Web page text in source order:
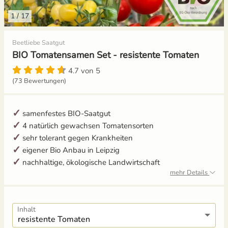
1/17
Beetliebe Saatgut
BIO Tomatensamen Set - resistente Tomaten
4.7 von 5
(73 Bewertungen)
samenfestes BIO-Saatgut
4 natürlich gewachsen Tomatensorten
sehr tolerant gegen Krankheiten
eigener Bio Anbau in Leipzig
nachhaltige, ökologische Landwirtschaft
mehr Details
Inhalt
Gemüsesamen Set
Gurken
Jalapeno
Kohl
Kohlrabi
Kürbis
Aussaat und Anzucht im Dezember
Aussaat und Anzucht im Juli
Aussaat und Anzucht im Juni